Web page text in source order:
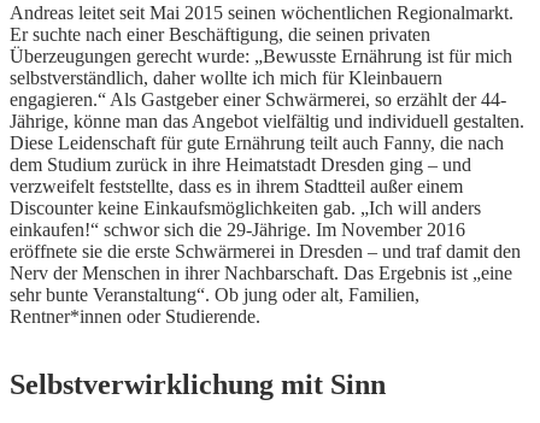
Andreas leitet seit Mai 2015 seinen wöchentlichen Regionalmarkt.
Er suchte nach einer Beschäftigung, die seinen privaten
Überzeugungen gerecht wurde: „Bewusste Ernährung ist für mich
selbstverständlich, daher wollte ich mich für Kleinbauern
engagieren.“ Als Gastgeber einer Schwärmerei, so erzählt der 44-
Jährige, könne man das Angebot vielfältig und individuell gestalten.
Diese Leidenschaft für gute Ernährung teilt auch Fanny, die nach
dem Studium zurück in ihre Heimatstadt Dresden ging – und
verzweifelt feststellte, dass es in ihrem Stadtteil außer einem
Discounter keine Einkaufsmöglichkeiten gab. „Ich will anders
einkaufen!“ schwor sich die 29-Jährige. Im November 2016
eröffnete sie die erste Schwärmerei in Dresden – und traf damit den
Nerv der Menschen in ihrer Nachbarschaft. Das Ergebnis ist „eine
sehr bunte Veranstaltung“. Ob jung oder alt, Familien,
Rentner*innen oder Studierende.
Selbstverwirklichung mit Sinn